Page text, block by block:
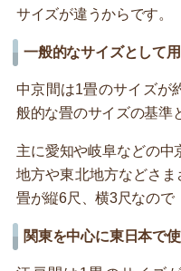
サイズが違うからです。
一般的なサイズとして
中京間は1畳のサイズが
般的な畳のサイズの基準
主に愛知や岐阜などの中
地方や東北地方などさ
畳が縦6尺、横3尺なので
関東を中心に東日本で